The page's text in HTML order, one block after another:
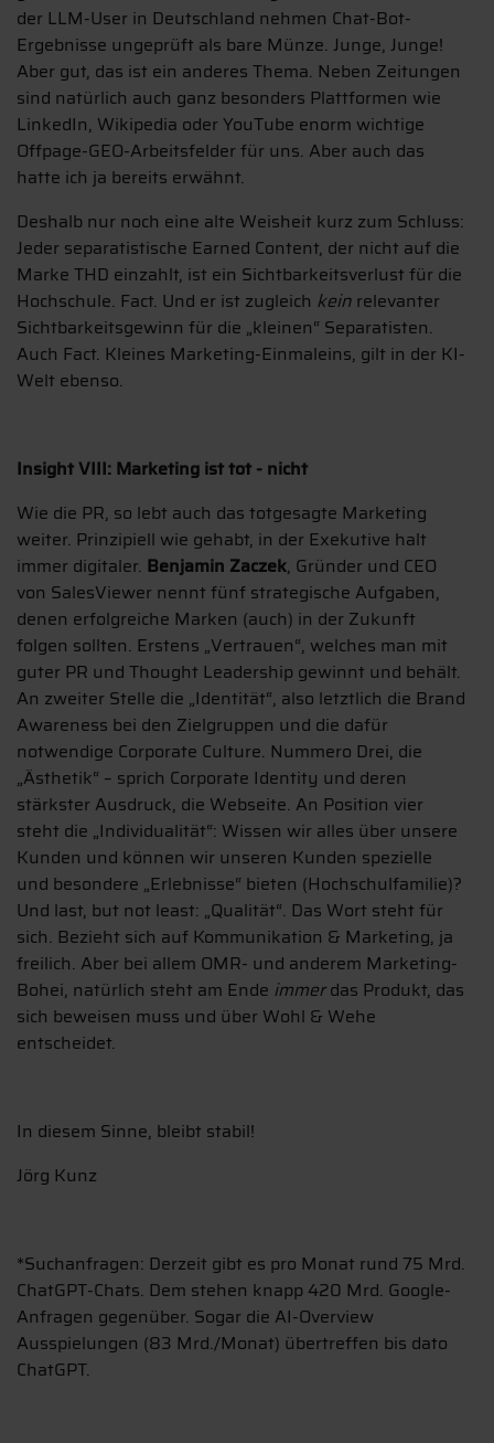
der LLM-User in Deutschland nehmen Chat-Bot-
Ergebnisse ungeprüft als bare Münze. Junge, Junge!
Aber gut, das ist ein anderes Thema. Neben Zeitungen
sind natürlich auch ganz besonders Plattformen wie
LinkedIn, Wikipedia oder YouTube enorm wichtige
Offpage-GEO-Arbeitsfelder für uns. Aber auch das
hatte ich ja bereits erwähnt.
Deshalb nur noch eine alte Weisheit kurz zum Schluss:
Jeder separatistische Earned Content, der nicht auf die
Marke THD einzahlt, ist ein Sichtbarkeitsverlust für die
Hochschule. Fact. Und er ist zugleich kein relevanter
Sichtbarkeitsgewinn für die „kleinen“ Separatisten.
Auch Fact. Kleines Marketing-Einmaleins, gilt in der KI-
Welt ebenso.
Insight VIII: Marketing ist tot - nicht
Wie die PR, so lebt auch das totgesagte Marketing
weiter. Prinzipiell wie gehabt, in der Exekutive halt
immer digitaler. Benjamin Zaczek, Gründer und CEO
von SalesViewer nennt fünf strategische Aufgaben,
denen erfolgreiche Marken (auch) in der Zukunft
folgen sollten. Erstens „Vertrauen“, welches man mit
guter PR und Thought Leadership gewinnt und behält.
An zweiter Stelle die „Identität“, also letztlich die Brand
Awareness bei den Zielgruppen und die dafür
notwendige Corporate Culture. Nummero Drei, die
„Ästhetik“ – sprich Corporate Identity und deren
stärkster Ausdruck, die Webseite. An Position vier
steht die „Individualität“: Wissen wir alles über unsere
Kunden und können wir unseren Kunden spezielle
und besondere „Erlebnisse“ bieten (Hochschulfamilie)?
Und last, but not least: „Qualität“. Das Wort steht für
sich. Bezieht sich auf Kommunikation & Marketing, ja
freilich. Aber bei allem OMR- und anderem Marketing-
Bohei, natürlich steht am Ende immerdas Produkt, das
sich beweisen muss und über Wohl & Wehe
entscheidet.
In diesem Sinne, bleibt stabil!
Jörg Kunz
*Suchanfragen: Derzeit gibt es pro Monat rund 75 Mrd.
ChatGPT-Chats. Dem stehen knapp 420 Mrd. Google-
Anfragen gegenüber. Sogar die AI-Overview
Ausspielungen (83 Mrd./Monat) übertreffen bis dato
ChatGPT.